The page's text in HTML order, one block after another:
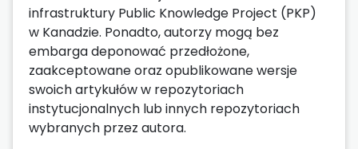
infrastruktury Public Knowledge Project (PKP)
w Kanadzie. Ponadto, autorzy mogą bez
embarga deponować przedłożone,
zaakceptowane oraz opublikowane wersje
swoich artykułów w repozytoriach
instytucjonalnych lub innych repozytoriach
wybranych przez autora.